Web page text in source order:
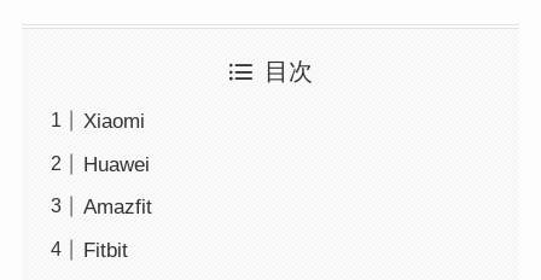
目次
Xiaomi
Huawei
Amazfit
Fitbit